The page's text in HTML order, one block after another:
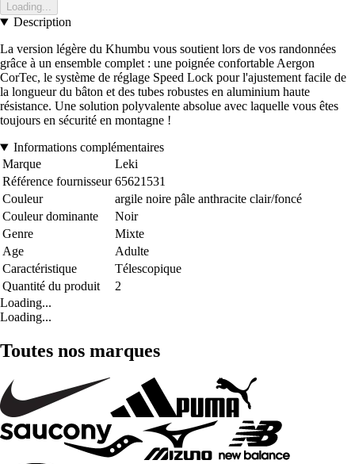
Loading...
Description
La version légère du Khumbu vous soutient lors de vos randonnées
grâce à un ensemble complet : une poignée confortable Aergon
CorTec, le système de réglage Speed Lock pour l'ajustement facile de
la longueur du bâton et des tubes robustes en aluminium haute
résistance. Une solution polyvalente absolue avec laquelle vous êtes
toujours en sécurité en montagne !
Informations complémentaires
Marque
Leki
Référence fournisseur 65621531
Couleur
argile noire pâle anthracite clair/foncé
Couleur dominante
Noir
Genre
Mixte
Age
Adulte
Caractéristique
Télescopique
Quantité du produit
2
Loading...
Loading...
Toutes nos marques